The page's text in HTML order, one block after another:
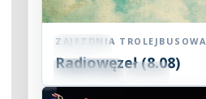
Koncert
08 SIE
2026
ZAJEZDNIA TROLEJBUSOWA
Radiowęzeł (8.08)